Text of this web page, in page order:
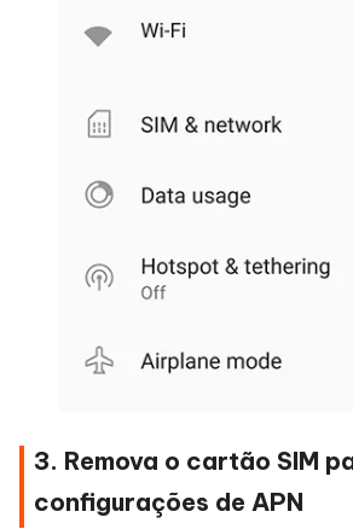
3. Remova o cartão SIM
configurações de APN